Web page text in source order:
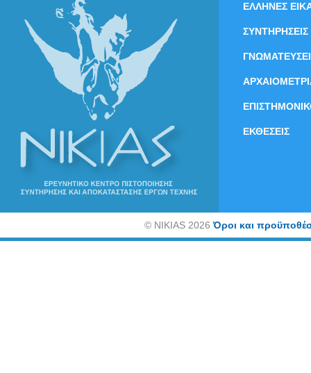
ΕΛΛΗΝΕΣ
ΣΥΝΤΗΡΗΣΕΙΣ
ΕΚΘΕΣΕΙΣ
©NIKIAS 2026Όροι και